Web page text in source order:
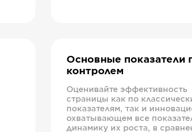
Основные показатели
контролем
Оценивайте эффективность
страницы как по
показателям, так и
охватывающем все
динамику их роста, в